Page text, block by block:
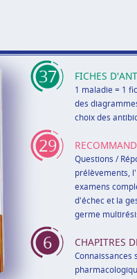
37 FICHES
1 maladie = 1
des
choix des
29
Questions /
prélèvements,
examens
d'échec et la
germe
6 CHAPITRES
Connaissances